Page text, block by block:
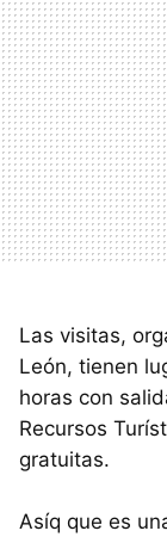
Las visitas,
León, tienen
horas con
Recursos
gratuitas.
Asíq que es